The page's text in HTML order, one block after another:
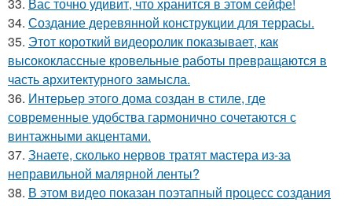
34. Создание деревянной конструкции для террасы.
35. Этот короткий видеоролик показывает, как
высококлассные кровельные работы превращаются в
часть архитектурного замысла.
36. Интерьер этого дома создан в стиле, где
современные удобства гармонично сочетаются с
винтажными акцентами.
37. Знаете, сколько нервов тратят мастера из-за
неправильной малярной ленты?
38. В этом видео показан поэтапный процесс создания